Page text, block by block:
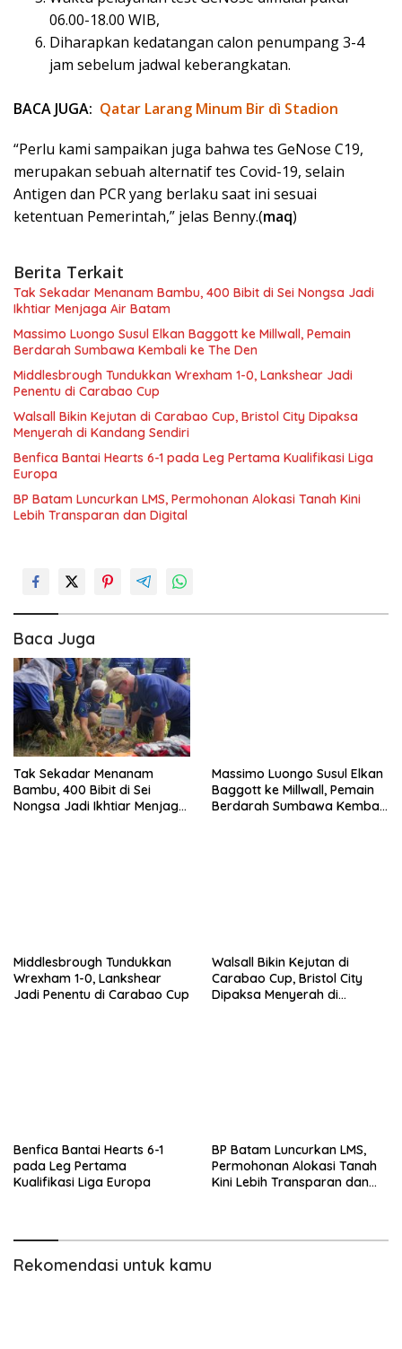
06.00-18.00 WIB,
Diharapkan kedatangan calon penumpang 3-4
jam sebelum jadwal keberangkatan.
BACA JUGA: Qatar Larang Minum Bir dì Stadion
“Perlu kami sampaikan juga bahwa tes GeNose C19,
merupakan sebuah alternatif tes Covid-19, selain
Antigen dan PCR yang berlaku saat ini sesuai
ketentuan Pemerintah,” jelas Benny.(maq)
Berita Terkait
Tak Sekadar Menanam Bambu, 400 Bibit di Sei Nongsa Jadi
Ikhtiar Menjaga Air Batam
Massimo Luongo Susul Elkan Baggott ke Millwall, Pemain
Berdarah Sumbawa Kembali ke The Den
Middlesbrough Tundukkan Wrexham 1-0, Lankshear Jadi
Penentu di Carabao Cup
Walsall Bikin Kejutan di Carabao Cup, Bristol City Dipaksa
Menyerah di Kandang Sendiri
Benfica Bantai Hearts 6-1 pada Leg Pertama Kualifikasi Liga
Europa
BP Batam Luncurkan LMS, Permohonan Alokasi Tanah Kini
Lebih Transparan dan Digital
Baca Juga
Tak Sekadar Menanam
Bambu, 400 Bibit di Sei
Nongsa Jadi Ikhtiar Menjaga
Massimo Luongo Susul Elkan
Baggott ke Millwall, Pemain
Berdarah Sumbawa Kembali
Middlesbrough Tundukkan
Wrexham 1-0, Lankshear
Jadi Penentu di Carabao Cup
Walsall Bikin Kejutan di
Carabao Cup, Bristol City
Dipaksa Menyerah di
Benfica Bantai Hearts 6-1
pada Leg Pertama
Kualifikasi Liga Europa
BP Batam Luncurkan LMS,
Permohonan Alokasi Tanah
Kini Lebih Transparan dan
Rekomendasi untuk kamu